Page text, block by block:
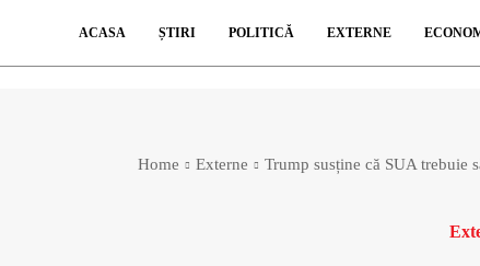
ACASA ȘTIRI POLITICĂ EXTERNE
Home Externe Trump susține că SUA trebuie